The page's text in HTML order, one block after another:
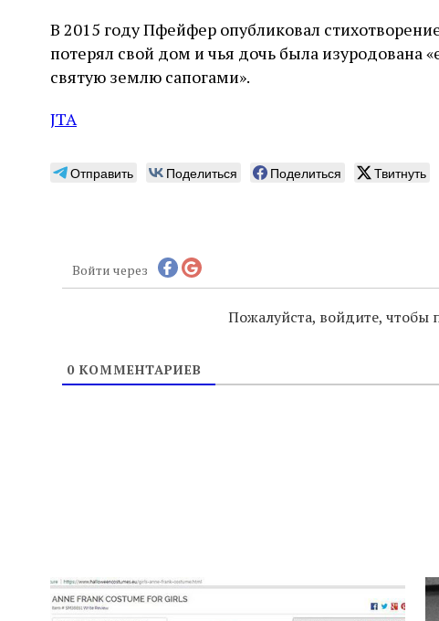
В 2015 году Пфейфер опубликовал
потерял свой дом и чья дочь была изуродована
святую землю сапогами».
JTA
Отправить Поделиться Поделиться Твитнуть
Войти через
Пожалуйста, войдите, чтобы
0КОММЕНТАРИЕВ